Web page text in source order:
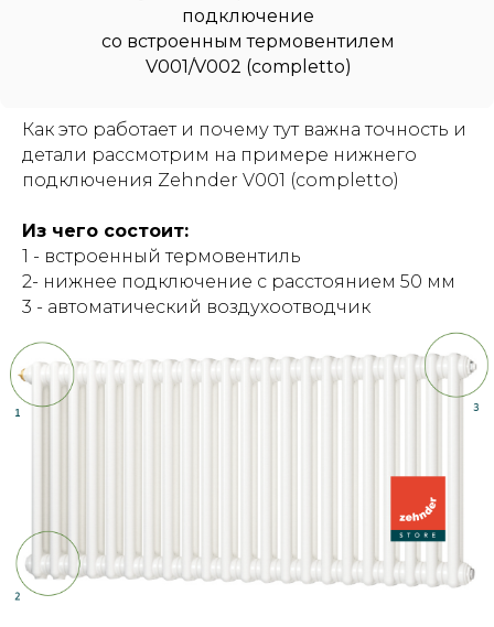
подключение
со встроенным термовентилем
V001/V002 (completto)
Как это работает и почему тут важна точность и
детали рассмотрим на примере нижнего
подключения Zehnder V001 (completto)
Из чего состоит:
1 - встроенный термовентиль
2- нижнее подключение с расстоянием 50 мм
3 - автоматический воздухоотводчик